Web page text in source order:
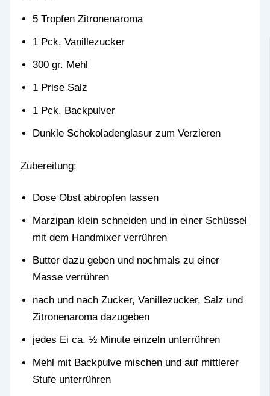
5 Tropfen Zitronenaroma
1 Pck. Vanillezucker
300 gr. Mehl
1 Prise Salz
1 Pck. Backpulver
Dunkle Schokoladenglasur zum Verzieren
Zubereitung:
Dose Obst abtropfen lassen
Marzipan klein schneiden und in einer Schüssel
mit dem Handmixer verrühren
Butter dazu geben und nochmals zu einer
Masse verrühren
nach und nach Zucker, Vanillezucker, Salz und
Zitronenaroma dazugeben
jedes Ei ca. ½ Minute einzeln unterrühren
Mehl mit Backpulve mischen und auf mittlerer
Stufe unterrühren